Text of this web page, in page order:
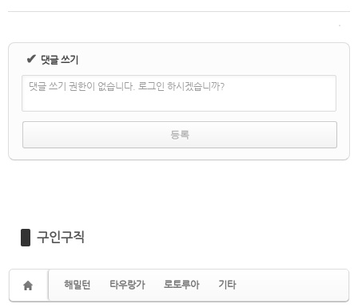
✔ 댓글 쓰기
댓글 쓰기 권한이 없습니다. 로그인 하시겠습니까?
구인구직
해밀턴 타우랑가 로토루아 기타